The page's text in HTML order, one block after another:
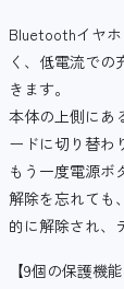
Bluetoothイヤ
く、低電流で
きます。
本体の上側にあ
ードに切り替わ
もう一度電源ボ
解除を忘れても
的に解除され、
【9個の保護機能